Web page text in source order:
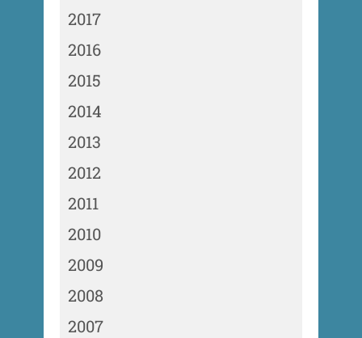
2017
2016
2015
2014
2013
2012
2011
2010
2009
2008
2007